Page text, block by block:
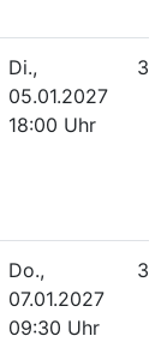
Di.,
05.01.2027
18:00 Uhr
Do.,
07.01.2027
09:30 Uhr